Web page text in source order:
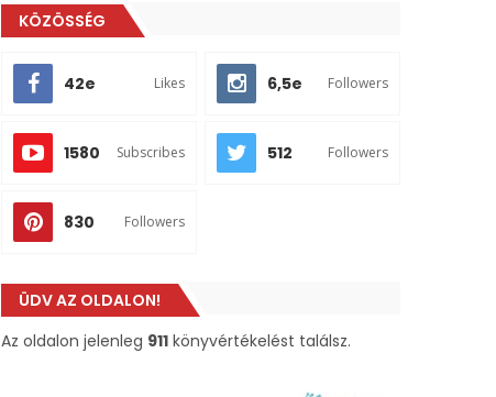
KÖZÖSSÉG
42e Likes 6,5e Followers
1580 Subscribes 512 Followers
830 Followers
ÜDV AZ OLDALON!
Az oldalon jelenleg 911 könyvértékelést találsz.